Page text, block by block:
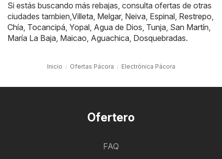
Si estás buscando más rebajas, consulta ofertas de otras
ciudades tambien,Villeta, Melgar, Neiva, Espinal, Restrepo,
Chía, Tocancipá, Yopal, Agua de Dios, Tunja, San Martín,
María La Baja, Maicao, Aguachica, Dosquebradas.
Inicio Ofertas Pácora Electrónica Pácora
Ofertero
FAQ